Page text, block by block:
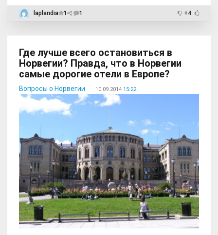
laplandia 1 1 +4
Где лучше всего остановиться в
Норвегии? Правда, что в Норвегии
самые дорогие отели в Европе?
Вопросы о Норвегии 10.09.2014 15:22